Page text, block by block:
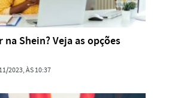
Shein? Veja as opções
2023, ÀS 10:37